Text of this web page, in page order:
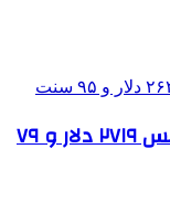
قیمت جهانی طلا امروز ۲۲ آذر؛ هر اونس ۲۷۱۹ دلار و ۷۹